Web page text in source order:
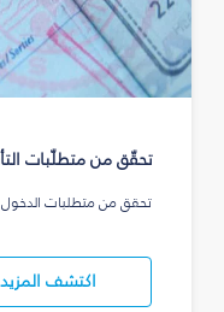
تحقّق من متطلّبات
تحقق من متطلبات
اكتشف المزيد